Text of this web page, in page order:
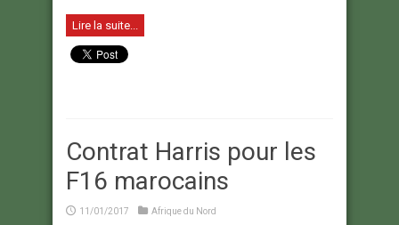
Lire la suite...
Contrat Harris pour les
F16 marocains
11/01/2017 Afrique du Nord